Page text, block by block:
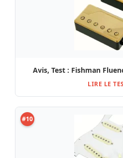
Avis, Test : Fishman
LIRE LE
#10